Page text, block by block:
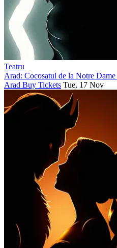
Teatru
Arad: Cocosatul de la Notre Dame
Arad Buy Tickets Tue, 17 Nov